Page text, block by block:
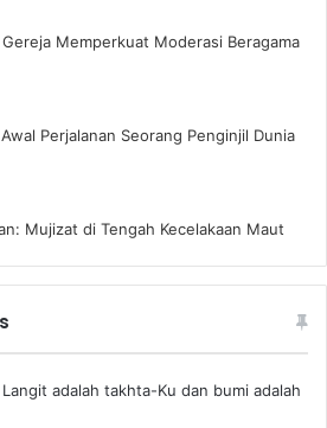
Memperkuat Moderasi Beragama
Perjalanan Seorang Penginjil Dunia
Mujizat di Tengah Kecelakaan Maut
adalah takhta-Ku dan bumi adalah